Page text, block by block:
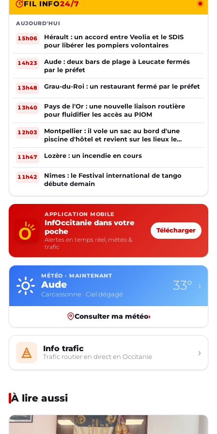
FIL INFO24/7
AUJOURD'HUI
15h06
Hérault : un accord entre Veolia et le SDIS
pour libérer les pompiers volontaires
14h23
Aude : deux bars de plage à Leucate fermés
par le préfet
13h48 Grau-du-Roi : un restaurant fermé par le préfet
13h40
Pays de l'Or : une nouvelle liaison routière
pour fluidifier les accès au PIOM
12h03
Montpellier : il vole un sac au bord d'une
piscine d'hôtel et revient sur les lieux le
lendemain
11h47 Lozère : un incendie en cours
11h42
Nîmes : le Festival international de tango
débute demain
APPLICATION MOBILE
InfOccitanie dans votre
poche
Alertes en temps réel, météo &
trafic
Télécharger
MÉTÉO · MAINTENANT
Aude
Carcassonne · Ciel dégagé
33° ›
Consulter ma météo›
Info trafic
Trafic routier en direct en Occitanie ›
À lire aussi